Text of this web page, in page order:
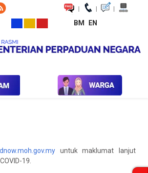
| | |
BM EN
Covid-19 Statistik COVID-19
untuk maklumat lanjut
19.